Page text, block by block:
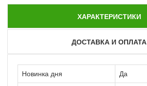
ХАРАКТЕРИСТИКИ
ДОСТАВКА И ОПЛАТА
Новинка дня Да